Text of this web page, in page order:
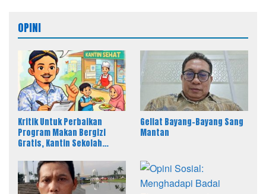
OPINI
Kritik Untuk Perbaikan
Program Makan Bergizi
Gratis, Kantin Sekolah
Geliat Bayang-Bayang Sang
Mantan